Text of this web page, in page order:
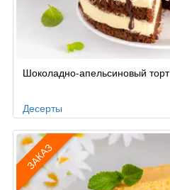
поШоколадно-апельсиновый торт
Десерты
ЗАКАЗ